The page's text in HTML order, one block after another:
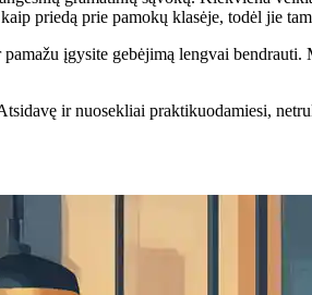
priedą prie pamokų klasėje, todėl jie
įgysite gebėjimą lengvai
ir nuosekliai praktikuodamiesi,